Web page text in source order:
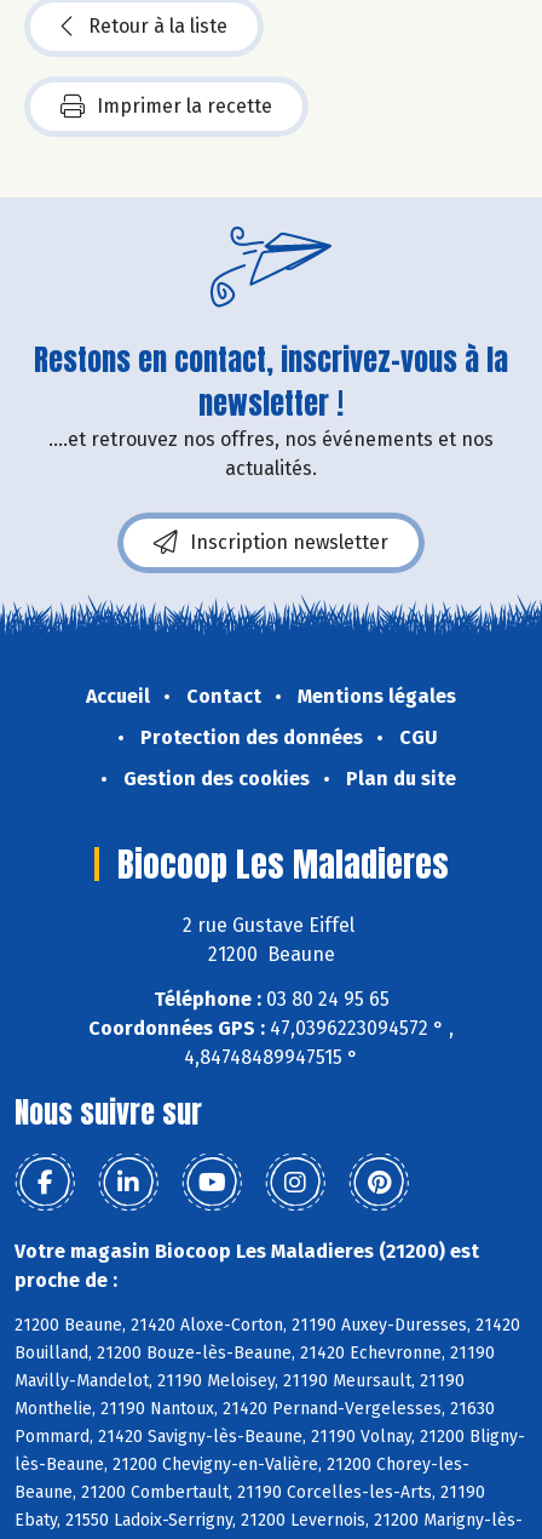
Retour à la liste
Imprimer la recette
Restons en contact, inscrivez-vous à la
newsletter !
....et retrouvez nos offres, nos événements et nos
actualités.
Inscription newsletter
Accueil Contact
Mentions légales
Protection des données
CGU
Gestion des cookies
Plan du site
Biocoop Les Maladieres
2 rue Gustave Eiffel
21200 Beaune
Téléphone :03 80 24 95 65
Coordonnées GPS : 47,0396223094572 ° ,
4,84748489947515 °
Nous suivre sur
Votre magasin Biocoop Les Maladieres (21200) est
proche de :
21200 Beaune, 21420 Aloxe-Corton, 21190 Auxey-Duresses, 21420
Bouilland, 21200 Bouze-lès-Beaune, 21420 Echevronne, 21190
Mavilly-Mandelot, 21190 Meloisey, 21190 Meursault, 21190
Monthelie, 21190 Nantoux, 21420 Pernand-Vergelesses, 21630
Pommard, 21420 Savigny-lès-Beaune, 21190 Volnay, 21200 Bligny-
lès-Beaune, 21200 Chevigny-en-Valière, 21200 Chorey-les-
Beaune, 21200 Combertault, 21190 Corcelles-les-Arts, 21190
Ebaty, 21550 Ladoix-Serrigny, 21200 Levernois, 21200 Marigny-lès-